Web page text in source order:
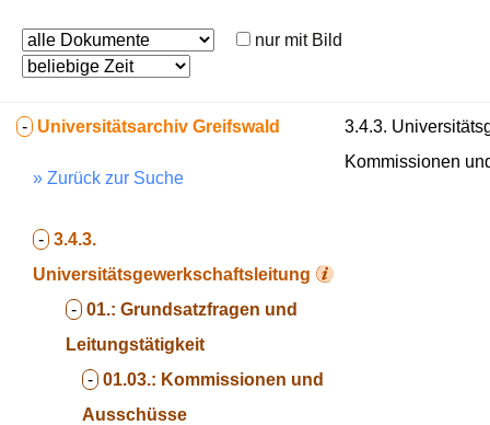
nur mit Bild
- Universitätsarchiv Greifswald
» Zurück zur Suche
- 3.4.3.
Universitätsgewerkschaftsleitung
- 01.: Grundsatzfragen und
Leitungstätigkeit
- 01.03.: Kommissionen und
Ausschüsse
3.4.3.
Kommissionen